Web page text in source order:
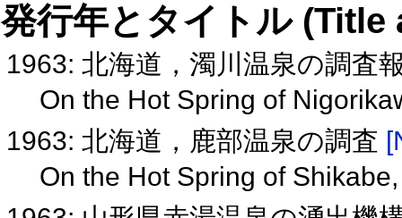
発行年とタイトル
1963: 北海道，濁川温泉の調査
On the Hot Spring of
1963: 北海道，鹿部温泉の調査
On the Hot Spring of